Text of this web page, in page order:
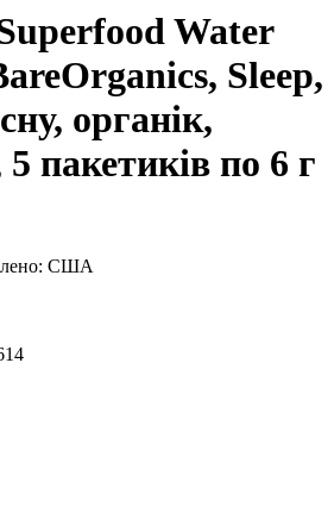
Water
Sleep,
органік,
пакетиків по 6 г
США